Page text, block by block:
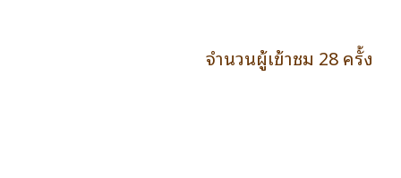
จำนวนผู้เข้าชม 28 ครั้ง